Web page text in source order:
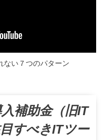
ない７つのパターン
補助金（旧IT
すべきITツー